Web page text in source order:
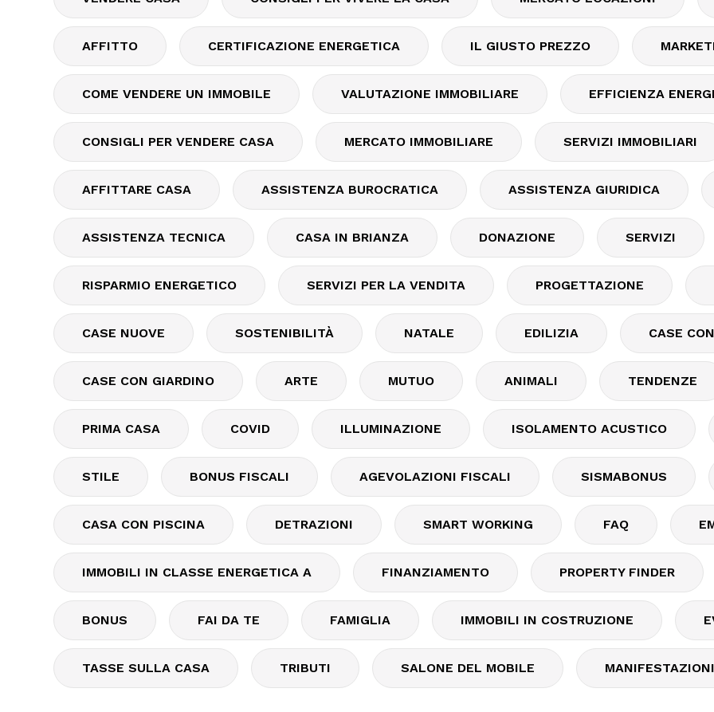
AFFITTO CERTIFICAZIONE ENERGETICA IL GIUSTO PREZZO
COME VENDERE UN IMMOBILE VALUTAZIONE IMMOBILIARE EFFICIENZA
CONSIGLI PER VENDERE CASA MERCATO IMMOBILIARE SERVIZI IMMOBILIARI
AFFITTARE CASA ASSISTENZA BUROCRATICA ASSISTENZA GIURIDICA
ASSISTENZA TECNICA CASA IN BRIANZA DONAZIONE SERVIZI
RISPARMIO ENERGETICO SERVIZI PER LA VENDITA PROGETTAZIONE
CASE NUOVE SOSTENIBILITÀ NATALE EDILIZIA CASE
CASE CON GIARDINO ARTE MUTUO ANIMALI TENDENZE
PRIMA CASA COVID ILLUMINAZIONE ISOLAMENTO ACUSTICO
STILE BONUS FISCALI AGEVOLAZIONI FISCALI SISMABONUS
CASA CON PISCINA DETRAZIONI SMART WORKING FAQ
IMMOBILI IN CLASSE ENERGETICA A FINANZIAMENTO PROPERTY FINDER
BONUS FAI DA TE FAMIGLIA IMMOBILI IN COSTRUZIONE
TASSE SULLA CASA TRIBUTI SALONE DEL MOBILE MANIFESTAZIONI